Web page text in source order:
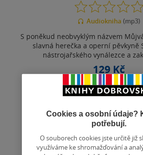
0.0
z
5
Audiokniha (mp3)
S poněkud neobvyklým názvem
slavná herečka a operní pěvkyně
nástrojařského vynálezce a
129 Kč
Koupit
Uložit do seznamu
Cookies a osobní údaje?
potřebují.
O souborech cookies jste určitě již
využíváme ke shromažďování a